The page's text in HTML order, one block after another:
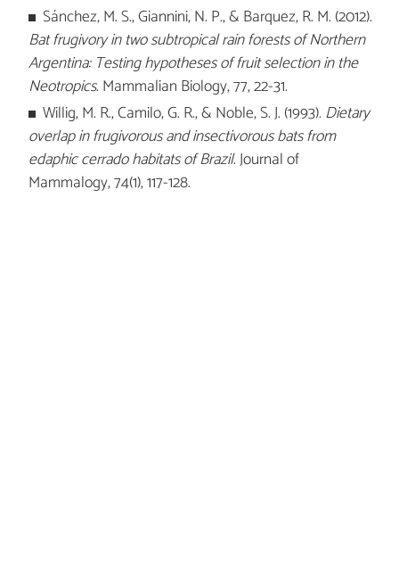
Sánchez, M. S., Giannini, N. P., & Barquez, R. M. (2012).
Bat frugivory in two subtropical rain forests of Northern
Argentina: Testing hypotheses of fruit selection in the
Neotropics. Mammalian Biology, 77, 22-31.
Willig, M. R., Camilo, G. R., & Noble, S. J. (1993). Dietary
overlap in frugivorous and insectivorous bats from
edaphic cerrado habitats of Brazil. Journal of
Mammalogy, 74(1), 117-128.